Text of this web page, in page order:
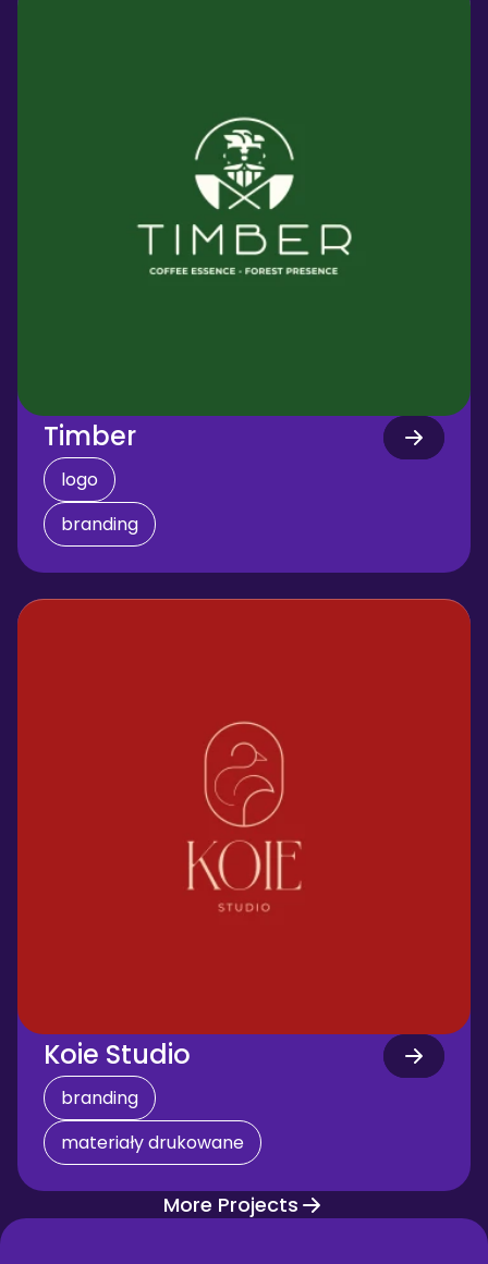
Timber
logo
branding
Koie Studio
branding
materiały drukowane
More Projects